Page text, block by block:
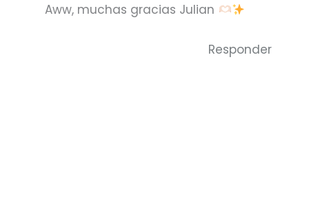
Aww, muchas gracias Julian
Responder